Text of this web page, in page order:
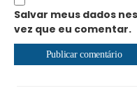
Salvar meus dados
vez que eu comentar.